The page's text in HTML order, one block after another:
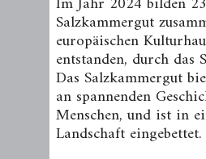
Salzkammergut
europäischen
entstanden, durch das
Das Salzkammergut
an spannenden
Menschen, und ist in
Landschaft eingebettet.